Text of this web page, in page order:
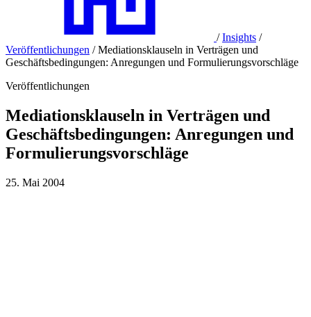
/ Insights /
Veröffentlichungen / Mediationsklauseln in Verträgen und
Geschäftsbedingungen: Anregungen und Formulierungsvorschläge
Veröffentlichungen
Mediationsklauseln in Verträgen und
Geschäftsbedingungen: Anregungen und
Formulierungsvorschläge
25. Mai 2004